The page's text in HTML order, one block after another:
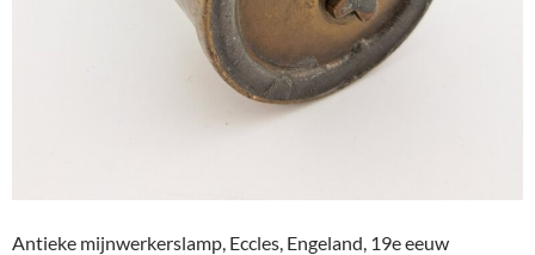
Antieke mijnwerkerslamp, Eccles, Engeland, 19e eeuw